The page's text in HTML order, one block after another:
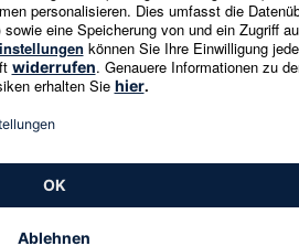
in
Es gelten die Datenschutzrichtlinien
Kundenbewertung